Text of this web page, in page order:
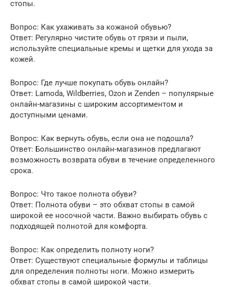
стопы.
Вопрос: Как ухаживать за кожаной обувью?
Ответ: Регулярно чистите обувь от грязи и пыли,
используйте специальные кремы и щетки для ухода за
кожей.
Вопрос: Где лучше покупать обувь онлайн?
Ответ: Lamoda, Wildberries, Ozon и Zenden – популярные
онлайн-магазины с широким ассортиментом и
доступными ценами.
Вопрос: Как вернуть обувь, если она не подошла?
Ответ: Большинство онлайн-магазинов предлагают
возможность возврата обуви в течение определенного
срока.
Вопрос: Что такое полнота обуви?
Ответ: Полнота обуви – это обхват стопы в самой
широкой ее носочной части. Важно выбирать обувь с
подходящей полнотой для комфорта.
Вопрос: Как определить полноту ноги?
Ответ: Существуют специальные формулы и таблицы
для определения полноты ноги. Можно измерить
обхват стопы в самой широкой части.